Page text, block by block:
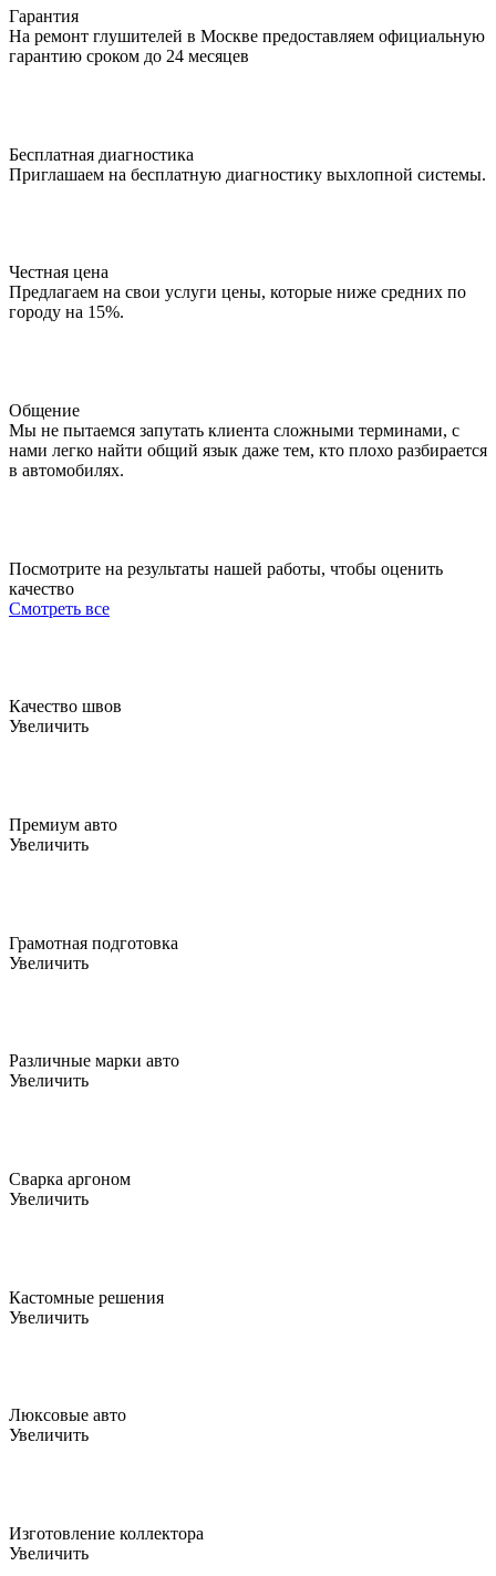
Гарантия
На ремонт глушителей в Москве предоставляем официальную
гарантию сроком до 24 месяцев
Бесплатная диагностика
Приглашаем на бесплатную диагностику выхлопной системы.
Честная цена
Предлагаем на свои услуги цены, которые ниже средних по
городу на 15%.
Общение
Мы не пытаемся запутать клиента сложными терминами, с
нами легко найти общий язык даже тем, кто плохо разбирается
в автомобилях.
Посмотрите на результаты нашей работы, чтобы оценить
качество
Смотреть все
Качество швов
Увеличить
Премиум авто
Увеличить
Грамотная подготовка
Увеличить
Различные марки авто
Увеличить
Сварка аргоном
Увеличить
Кастомные решения
Увеличить
Люксовые авто
Увеличить
Изготовление коллектора
Увеличить